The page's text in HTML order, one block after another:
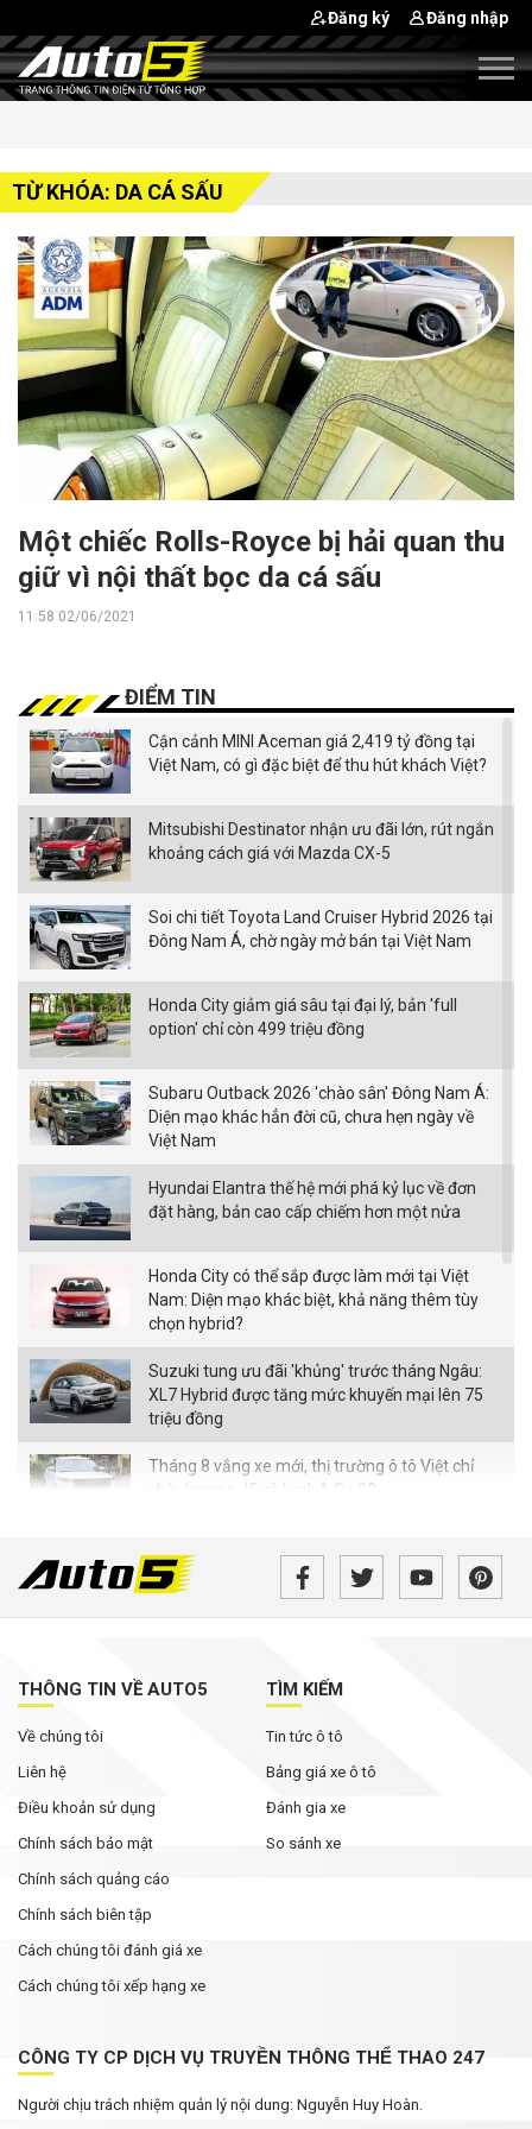
Đăng ký Đăng nhập
TỪ KHÓA: DA CÁ SẤU
Một chiếc Rolls-Royce bị hải quan thu
giữ vì nội thất bọc da cá sấu
11:58 02/06/2021
ĐIỂM TIN
Cận cảnh MINI Aceman giá 2,419 tỷ đồng tại
Việt Nam, có gì đặc biệt để thu hút khách Việt?
Mitsubishi Destinator nhận ưu đãi lớn, rút ngắn
khoảng cách giá với Mazda CX-5
Soi chi tiết Toyota Land Cruiser Hybrid 2026 tại
Đông Nam Á, chờ ngày mở bán tại Việt Nam
Honda City giảm giá sâu tại đại lý, bản 'full
option' chỉ còn 499 triệu đồng
Subaru Outback 2026 'chào sân' Đông Nam Á:
Diện mạo khác hẳn đời cũ, chưa hẹn ngày về
Việt Nam
Hyundai Elantra thế hệ mới phá kỷ lục về đơn
đặt hàng, bản cao cấp chiếm hơn một nửa
Honda City có thể sắp được làm mới tại Việt
Nam: Diện mạo khác biệt, khả năng thêm tùy
chọn hybrid?
Suzuki tung ưu đãi 'khủng' trước tháng Ngâu:
XL7 Hybrid được tăng mức khuyến mại lên 75
triệu đồng
Tháng 8 vắng xe mới, thị trường ô tô Việt chỉ
chờ Jaecoo J5 và Lynk & Co 02
Cận cảnh BMW X1 2026 vừa ra mắt tại Việt
Nam: Ngoại hình vuông vức hơn, nâng cấp công
chưa có HUD
Nhiều ô tô thủng lốp trên cao tốc qua Đắk Lắk:
Xe chở phế liệu có phải 'thủ phạm'?
THÔNG TIN VỀ AUTO5
Về chúng tôi
Liên hệ
Điều khoản sử dụng
Chính sách bảo mật
Chính sách quảng cáo
Chính sách biên tập
Cách chúng tôi đánh giá xe
Cách chúng tôi xếp hạng xe
TÌM KIẾM
Tin tức ô tô
Bảng giá xe ô tô
Đánh gia xe
So sánh xe
CÔNG TY CP DỊCH VỤ TRUYỀN THÔNG THỂ THAO 247
Người chịu trách nhiệm quản lý nội dung: Nguyễn Huy Hoàn.